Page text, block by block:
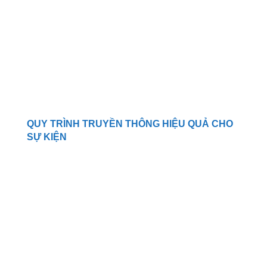
QUY TRÌNH TRUYỀN THÔNG HIỆU QUẢ CHO
SỰ KIỆN